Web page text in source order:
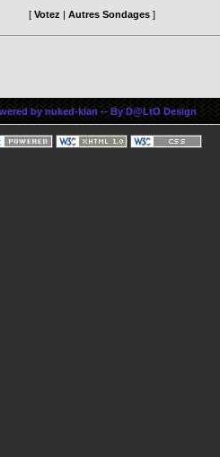
[ Votez | Autres Sondages ]
bynuked-klan-- ByD@LtO Design